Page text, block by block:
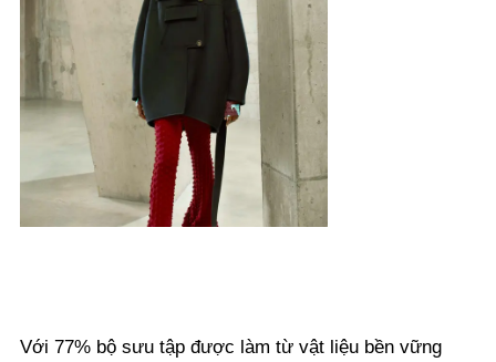
Với 77% bộ sưu tập được làm từ vật liệu bền vững